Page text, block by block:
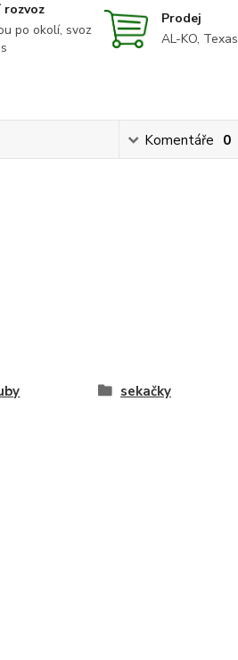
po okolí, svoz
Prodej
AL-KO, Texas
Komentáře 0
sekačky